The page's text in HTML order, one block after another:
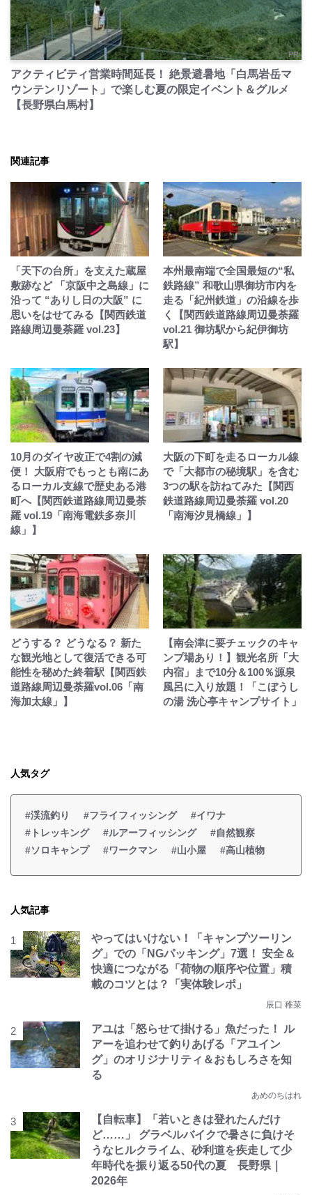
PR
アクティビティ営業時間延長！ 絶景避暑地「白馬岩岳マ
ウンテンリゾート」で楽しむ夏の限定イベント＆グルメ
【長野県白馬村】
関連記事
「天下の台所」を支えた蔵屋
敷跡など 「京阪中之島線」に
沿って “ありし日の大阪” に
思いをはせてみる【関西鉄道
路線周辺曼荼羅 vol.23】
本州最南端で全国最短の“私
鉄路線” 和歌山県御坊市内を
走る「紀州鉄道」の沿線を歩
く【関西鉄道路線周辺曼荼羅
vol.21 御坊駅から紀伊御坊
駅】
10月のダイヤ改正で4割の減
便！ 大阪府でもっとも南にあ
るローカル支線で歴史ある港
町へ【関西鉄道路線周辺曼荼
羅 vol.19「南海電鉄多奈川
線」】
大阪の下町を走るローカル線
で「大都市の秘境駅」を含む
3つの駅を訪ねてみた【関西
鉄道路線周辺曼荼羅 vol.20
「南海汐見橋線」】
どうする？ どうなる？ 新た
な観光地として復活できる可
能性を秘めた終着駅【関西鉄
道路線周辺曼荼羅vol.06「南
海加太線」】
【南会津に要チェックのキャ
ンプ場あり！】観光名所「大
内宿」まで10分＆100％源泉
風呂に入り放題！「こぼうし
の湯 洗心亭キャンプサイト」
人気タグ
#渓流釣り #フライフィッシング
#イワナ
#トレッキング
#ルアーフィッシング
#自然観察
#ソロキャンプ
#ワークマン #山小屋 #高山植物
人気記事
やってはいけない！「キャンプツーリン
グ」での「NGパッキング」7選！ 安全＆
快適につながる「荷物の順序や位置」積
載のコツとは？「実体験レポ」
辰口 稚菜
アユは「怒らせて掛ける」魚だった！ ル
アーを追わせて釣りあげる「アユイン
グ」のオリジナリティ＆おもしろさを知
る
あめのちはれ
【自転車】「若いときは登れたんだけ
ど……」 グラベルバイクで暑さに負けそ
うなヒルクライム、砂利道を疾走して少
年時代を振り返る50代の夏 長野県｜
2026年